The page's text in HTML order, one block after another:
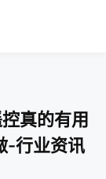
真的有用
-行业资讯